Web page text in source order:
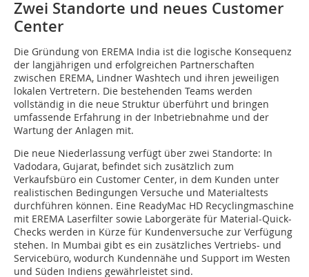
Zwei Standorte und neues Customer
Center
Die Gründung von EREMA India ist die logische Konsequenz
der langjährigen und erfolgreichen Partnerschaften
zwischen EREMA, Lindner Washtech und ihren jeweiligen
lokalen Vertretern. Die bestehenden Teams werden
vollständig in die neue Struktur überführt und bringen
umfassende Erfahrung in der Inbetriebnahme und der
Wartung der Anlagen mit.
Die neue Niederlassung verfügt über zwei Standorte: In
Vadodara, Gujarat, befindet sich zusätzlich zum
Verkaufsbüro ein Customer Center, in dem Kunden unter
realistischen Bedingungen Versuche und Materialtests
durchführen können. Eine ReadyMac HD Recyclingmaschine
mit EREMA Laserfilter sowie Laborgeräte für Material-Quick-
Checks werden in Kürze für Kundenversuche zur Verfügung
stehen. In Mumbai gibt es ein zusätzliches Vertriebs- und
Servicebüro, wodurch Kundennähe und Support im Westen
und Süden Indiens gewährleistet sind.